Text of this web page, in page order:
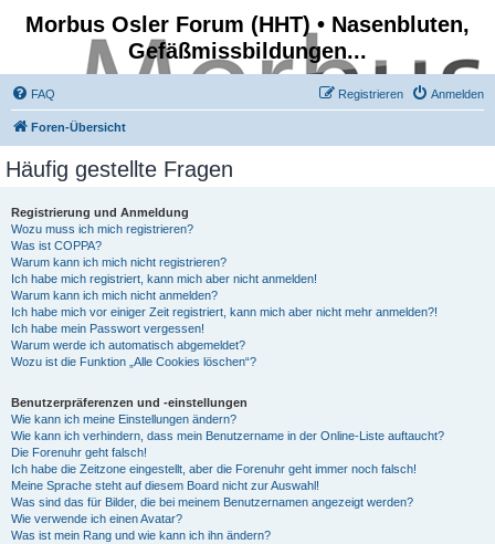
Morbus Osler Forum (HHT) • Nasenbluten,
Gefäßmissbildungen...
FAQ Anmelden
Registrieren
Foren-Übersicht
Häufig gestellte Fragen
Registrierung und Anmeldung
Wozu muss ich mich registrieren?
Was ist COPPA?
Warum kann ich mich nicht registrieren?
Ich habe mich registriert, kann mich aber nicht anmelden!
Warum kann ich mich nicht anmelden?
Ich habe mich vor einiger Zeit registriert, kann mich aber nicht mehr anmelden?!
Ich habe mein Passwort vergessen!
Warum werde ich automatisch abgemeldet?
Wozu ist die Funktion „Alle Cookies löschen“?
Benutzerpräferenzen und -einstellungen
Wie kann ich meine Einstellungen ändern?
Wie kann ich verhindern, dass mein Benutzername in der Online-Liste auftaucht?
Die Forenuhr geht falsch!
Ich habe die Zeitzone eingestellt, aber die Forenuhr geht immer noch falsch!
Meine Sprache steht auf diesem Board nicht zur Auswahl!
Was sind das für Bilder, die bei meinem Benutzernamen angezeigt werden?
Wie verwende ich einen Avatar?
Was ist mein Rang und wie kann ich ihn ändern?